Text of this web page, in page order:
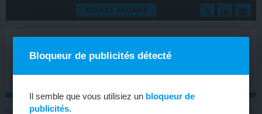
ESPACE ABONNÉ
Bloqueur de publicités détecté
Il semble que vous utilisiez un bloqueur de
publicités.